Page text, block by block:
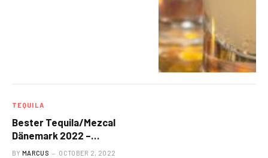
TEQUILA
Bester Tequila/Mezcal
Dänemark 2022 –
TequilaList.com
BY MARCUS OCTOBER 2, 2022